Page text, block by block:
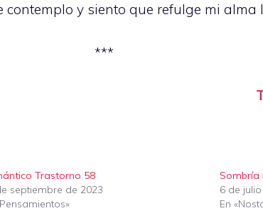
contemplo y siento que refulge mi alma
***
Trastorno 58
septiembre de 2023
Sombría
6 de
En